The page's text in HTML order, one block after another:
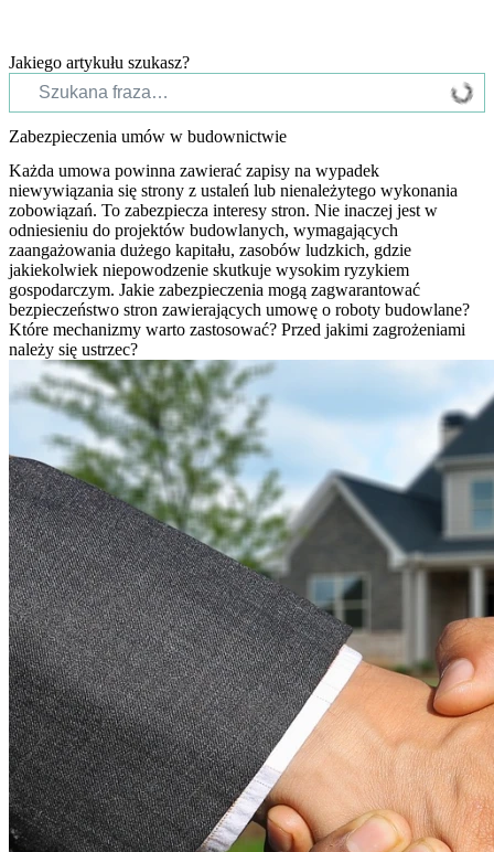
Jakiego artykułu szukasz?
Zabezpieczenia umów w budownictwie
Każda umowa powinna zawierać zapisy na wypadek
niewywiązania się strony z ustaleń lub nienależytego wykonania
zobowiązań. To zabezpiecza interesy stron. Nie inaczej jest w
odniesieniu do projektów budowlanych, wymagających
zaangażowania dużego kapitału, zasobów ludzkich, gdzie
jakiekolwiek niepowodzenie skutkuje wysokim ryzykiem
gospodarczym. Jakie zabezpieczenia mogą zagwarantować
bezpieczeństwo stron zawierających umowę o roboty budowlane?
Które mechanizmy warto zastosować? Przed jakimi zagrożeniami
należy się ustrzec?